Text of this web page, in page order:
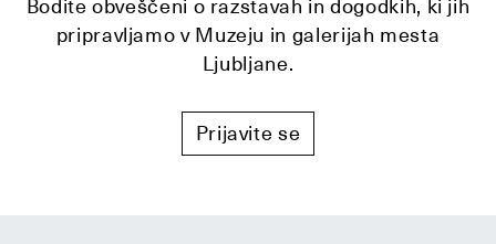
Bodite obveščeni o razstavah in dogodkih, ki jih
pripravljamo v Muzeju in galerijah mesta
Ljubljane.
Prijavite se